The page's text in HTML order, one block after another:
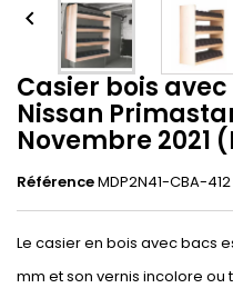

Casier bois
Nissan
Novembre 2021
RéférenceMDP2N41-CBA-412
Le casier en bois avec bacs
mm et son vernis incolore ou